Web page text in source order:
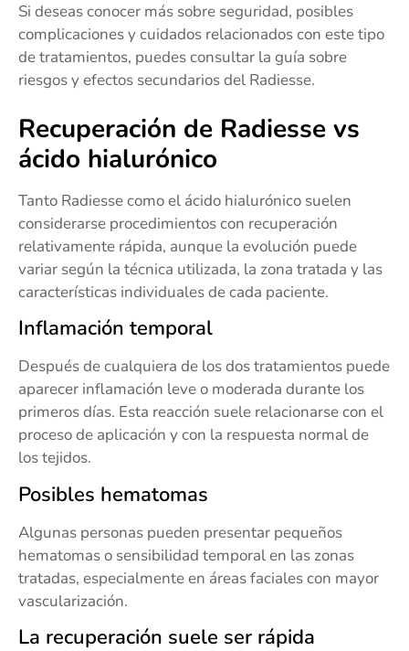
Si deseas conocer más sobre seguridad, posibles
complicaciones y cuidados relacionados con este tipo
de tratamientos, puedes consultar la guía sobre
riesgos y efectos secundarios del Radiesse.
Recuperación de Radiesse vs
ácido hialurónico
Tanto Radiesse como el ácido hialurónico suelen
considerarse procedimientos con recuperación
relativamente rápida, aunque la evolución puede
variar según la técnica utilizada, la zona tratada y las
características individuales de cada paciente.
Inflamación temporal
Después de cualquiera de los dos tratamientos puede
aparecer inflamación leve o moderada durante los
primeros días. Esta reacción suele relacionarse con el
proceso de aplicación y con la respuesta normal de
los tejidos.
Posibles hematomas
Algunas personas pueden presentar pequeños
hematomas o sensibilidad temporal en las zonas
tratadas, especialmente en áreas faciales con mayor
vascularización.
La recuperación suele ser rápida